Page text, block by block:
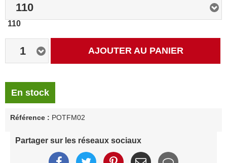
110
110
1 AJOUTER AU PANIER
En stock
Référence : POTFM02
Partager sur les réseaux sociaux